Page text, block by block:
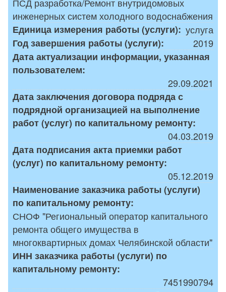
инженерных систем холодного водоснабжения
Единица измерения работы (услуги): услуга
Год завершения работы (услуги):
2019
Дата актуализации информации, указанная
пользователем:
29.09.2021
Дата заключения договора подряда с
подрядной организацией на выполнение
работ (услуг) по капитальному ремонту:
04.03.2019
Дата подписания акта приемки работ
(услуг) по капитальному ремонту:
05.12.2019
Наименование заказчика работы (услуги)
по капитальному ремонту:
СНОФ "Региональный оператор капитального
ремонта общего имущества в
многоквартирных домах Челябинской области"
ИНН заказчика работы (услуги) по
капитальному ремонту:
7451990794